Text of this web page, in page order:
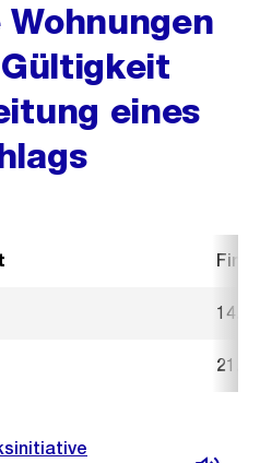
Wohnungen
eines
14.
21.